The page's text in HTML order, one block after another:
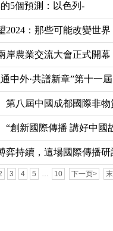
5個預測：以色列-
2024：那些可能改變世界
岸農業交流大會正式開幕
通中外·共譜新章”第十一屆
第八屆中國成都國際非物
“創新國際傳播 講好中國
弈持續，這場國際傳播研
3 4 5 … 10 下一页>